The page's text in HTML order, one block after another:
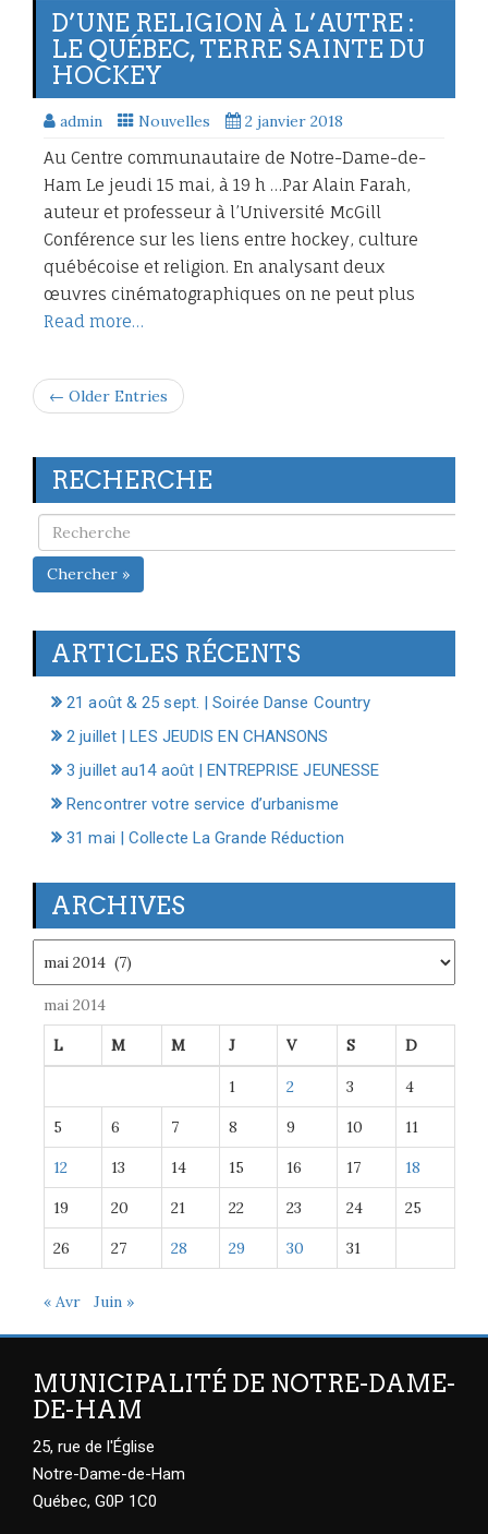
D’UNE RELIGION À L’AUTRE :
LE QUÉBEC, TERRE SAINTE DU
HOCKEY
admin Nouvelles 2 janvier 2018
Au Centre communautaire de Notre-Dame-de-
Ham Le jeudi 15 mai, à 19 h …Par Alain Farah,
auteur et professeur à l’Université McGill
Conférence sur les liens entre hockey, culture
québécoise et religion. En analysant deux
œuvres cinématographiques on ne peut plus
Read more…
← Older Entries
RECHERCHE
Chercher »
ARTICLES RÉCENTS
21 août & 25 sept. | Soirée Danse Country
2 juillet | LES JEUDIS EN CHANSONS
3 juillet au14 août | ENTREPRISE JEUNESSE
Rencontrer votre service d’urbanisme
31 mai | Collecte La Grande Réduction
ARCHIVES
mai 2014
L M M J V S D
1 2 3 4
5 6 7 8 9 10 11
12 13 14 15 16 17 18
19 20 21 22 23 24 25
26 27 28 29 30 31
« Avr Juin »
MUNICIPALITÉ DE NOTRE-DAME-
DE-HAM
25, rue de l'Église
Notre-Dame-de-Ham
Québec, G0P 1C0